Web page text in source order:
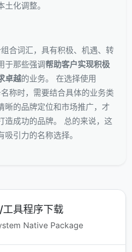
化调整。
合词汇，具有积极、机遇、转
于那些强调帮助客户实现积极
卓越的业务。 在选择使用
称时，需要结合具体的业务类
晰的品牌定位和市场推广，才
造成功的品牌。 总的来说，这
引力的名称选择。
具程序下载
Native Package